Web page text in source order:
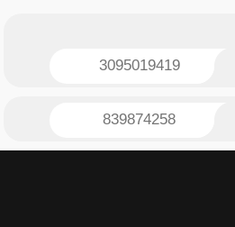
3095019419
839874258